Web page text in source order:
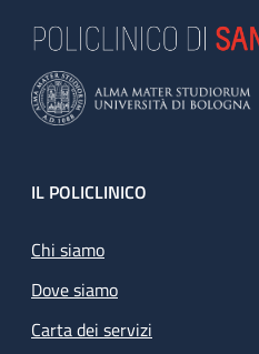
Footer
IL POLICLINICO
Chi siamo
Dove siamo
Carta dei servizi